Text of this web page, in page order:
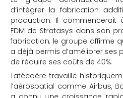
d’intégrer la fabrication
production. Il commencerait
FDM de Stratasys dans son
fabrication; le groupe affirme
a déjà permis d’améliorer ses
de réduire ses coûts de 40%.
Latécoère travaille
l’aérospatial comme Airbus,